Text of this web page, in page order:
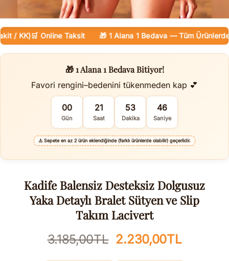
KK)🛒 Online Taksit 🎁 1 Alana 1 Bedava — Tüm Ürünlerde🚚
🎁 1 Alana 1 Bedava Bitiyor!
Favori rengini–bedenini tükenmeden kap 💕
00
Gün
21
Saat
53
Dakika
45
Saniye
⚠️Sepete en az 2 ürün eklendiğinde (farklı ürünlerde olabilir) geçerlidir.
Kadife Balensiz Desteksiz Dolgusuz
Yaka Detaylı Bralet Sütyen ve Slip
Takım Lacivert
3.185,00TL Orijinal
2.230,00TLŞu